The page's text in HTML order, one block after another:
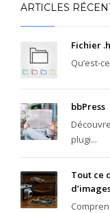
ARTICLES
Fichier
Qu’est-
bbPress
plugi...
Tout ce